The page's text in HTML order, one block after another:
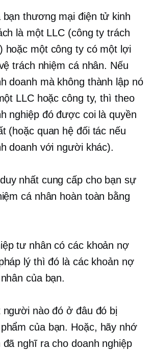
bạnthương mại điện tử kinh
là một LLC (công ty trách
hoặc một công ty có một lợi
trách nhiệm cá nhân. Nếu
doanh mà không thành lập nó
LLC hoặc công ty, thì theo
nghiệp đó được coi là quyền
(hoặc quan hệ đối tác nếu
doanh với người khác).
nhất cung cấp cho bạn sự
cá nhân hoàn toàn bằng
tư nhân có các khoản nợ
lý thì đó là các khoản nợ
của bạn.
người nào đó ở đâu đó bị
của bạn. Hoặc, hãy nhớ
nghĩ ra cho doanh nghiệp